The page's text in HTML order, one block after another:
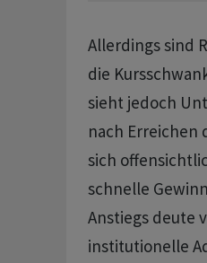
Allerdings sind
die
sieht jedoch
nach Erreichen
sich
schnelle
Anstiegs deute
institutionelle